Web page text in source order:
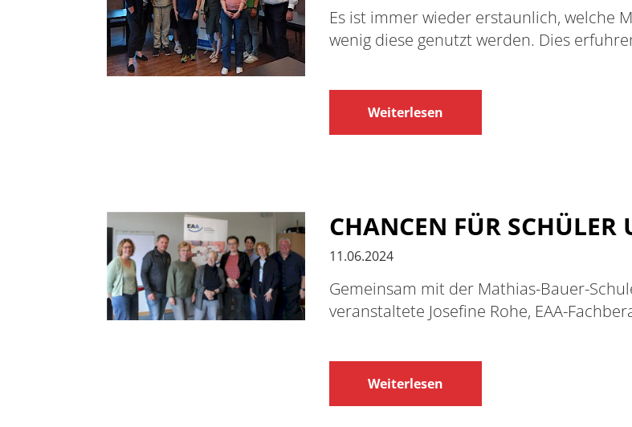
Es ist immer wieder erstaunlich, welche
wenig diese genutzt werden. Dies
Weiterlesen
CHANCEN FÜR SCHÜLER
11.06.2024
Gemeinsam mit der Mathias-Bauer-
veranstaltete Josefine Rohe, EAA-
Weiterlesen